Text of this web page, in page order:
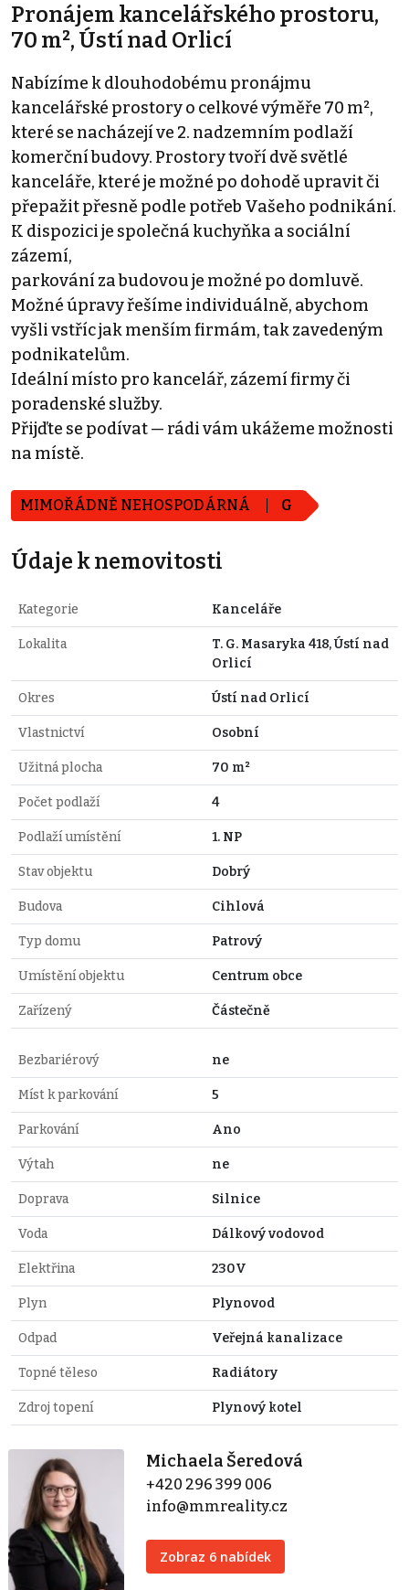
Pronájem kancelářského prostoru,
70 m², Ústí nad Orlicí
Nabízíme k dlouhodobému pronájmu
kancelářské prostory o celkové výměře 70 m²,
které se nacházejí ve 2. nadzemním podlaží
komerční budovy. Prostory tvoří dvě světlé
kanceláře, které je možné po dohodě upravit či
přepažit přesně podle potřeb Vašeho podnikání.
K dispozici je společná kuchyňka a sociální
zázemí,
parkování za budovou je možné po domluvě.
Možné úpravy řešíme individuálně, abychom
vyšli vstříc jak menším firmám, tak zavedeným
podnikatelům.
Ideální místo pro kancelář, zázemí firmy či
poradenské služby.
Přijďte se podívat — rádi vám ukážeme možnosti
na místě.
MIMOŘÁDNĚ NEHOSPODÁRNÁ G
Údaje k nemovitosti
Kategorie Kanceláře
Lokalita
T. G. Masaryka 418, Ústí nad
Orlicí
Okres Ústí nad Orlicí
Vlastnictví Osobní
Užitná plocha 70 m²
Počet podlaží 4
Podlaží umístění 1. NP
Stav objektu Dobrý
Budova Cihlová
Typ domu Patrový
Umístění objektu Centrum obce
Zařízený Částečně
Bezbariérový ne
Míst k parkování 5
Parkování Ano
Výtah ne
Doprava Silnice
Voda Dálkový vodovod
Elektřina 230V
Plyn Plynovod
Odpad Veřejná kanalizace
Topné těleso Radiátory
Zdroj topení Plynový kotel
Michaela Šeredová
+420 296 399 006
info@mmreality.cz
Zobraz 6 nabídek